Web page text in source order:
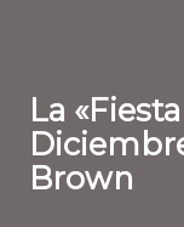
La
Brown